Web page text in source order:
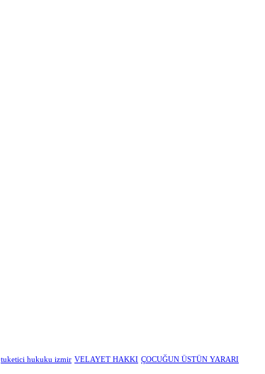
tuketici hukuku izmir VELAYET HAKKI ÇOCUĞUN ÜSTÜN YARARI